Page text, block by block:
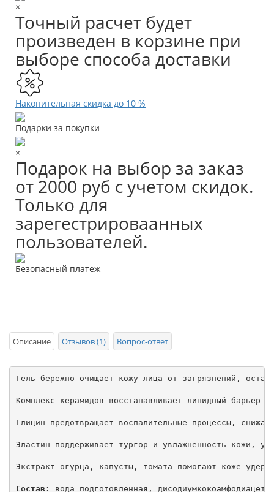
×
Точный расчет будет
произведен в корзине при
выборе способа доставки
Накопительная скидка до 10 %
Подарки за покупки
×
Подарок на выбор за заказ
от 2000 руб с учетом скидок.
Только для
зарегестрироваанных
пользователей.
Безопасный платеж
Описание Отзывов (1) Вопрос-ответ
Гель бережно очищает кожу лица от загрязнений,
Комплекс керамидов восстанавливает липидный
Глицин предотвращает воспалительные процессы,
Эластин поддерживает тургор и увлажненность кожи,
Экстракт огурца, капусты, томата помогают коже
Состав: вода подготовленная,